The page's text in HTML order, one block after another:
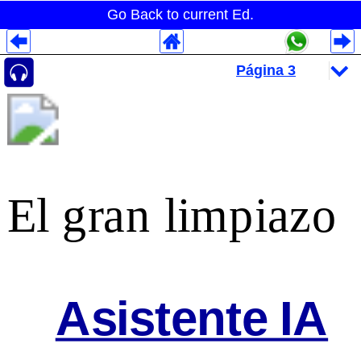
Go Back to current Ed.
El gran limpiazo
Asistente IA
Despliegues Analytics
Despliegues Totales
Despliegues por Rubros